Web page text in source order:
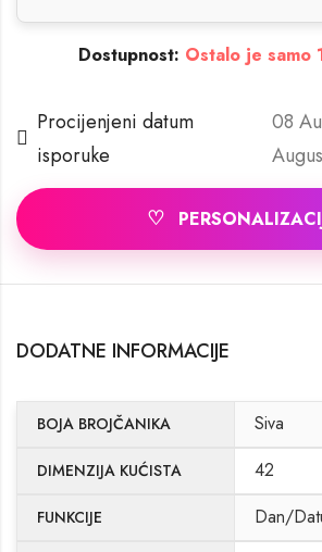
Dostupnost: Ostalo je samo
Procijenjeni datum
isporuke
08
♡
DODATNE INFORMACIJE
BOJA BROJČANIKA Siva
DIMENZIJA KUĆISTA 42
FUNKCIJE Dan/